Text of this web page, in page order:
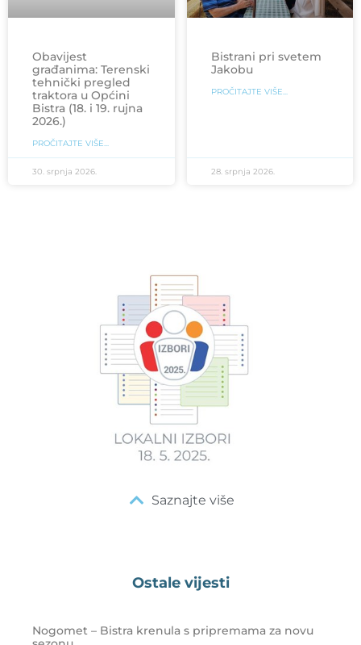
Obavijest
građanima: Terenski
tehnički pregled
traktora u Općini
Bistra (18. i 19. rujna
2026.)
PROČITAJTE VIŠE...
30. srpnja 2026.
Bistrani pri svetem
Jakobu
PROČITAJTE VIŠE...
28. srpnja 2026.
Saznajte više
Ostale vijesti
Nogomet – Bistra krenula s pripremama za novu